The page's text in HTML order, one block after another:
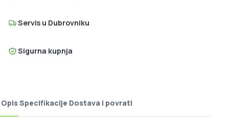
Servis u Dubrovniku
Sigurna kupnja
OpisSpecifikacije Dostava i povrati